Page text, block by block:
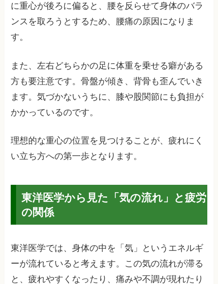
に重心が後ろに偏ると、腰を反らせて身体のバラ
ンスを取ろうとするため、腰痛の原因になりま
す。
また、左右どちらかの足に体重を乗せる癖がある
方も要注意です。骨盤が傾き、背骨も歪んでいき
ます。気づかないうちに、膝や股関節にも負担が
かかっているのです。
理想的な重心の位置を見つけることが、疲れにく
い立ち方への第一歩となります。
東洋医学から見た「気の流れ」と疲労
の関係
東洋医学では、身体の中を「気」というエネルギ
ーが流れていると考えます。この気の流れが滞る
と、疲れやすくなったり、痛みや不調が現れたり